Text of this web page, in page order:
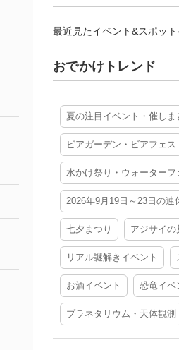
最近見たイベント&スポット
おでかけトレンド
夏の注目イベント・催しま
ビアガーデン・ビアフェス
水かけ祭り・ウォーターフ
2026年9月19日～23日の連
七夕まつり アジサイの
リアル謎解きイベント
お酒イベント 恐竜イベ
プラネタリウム・天体観測